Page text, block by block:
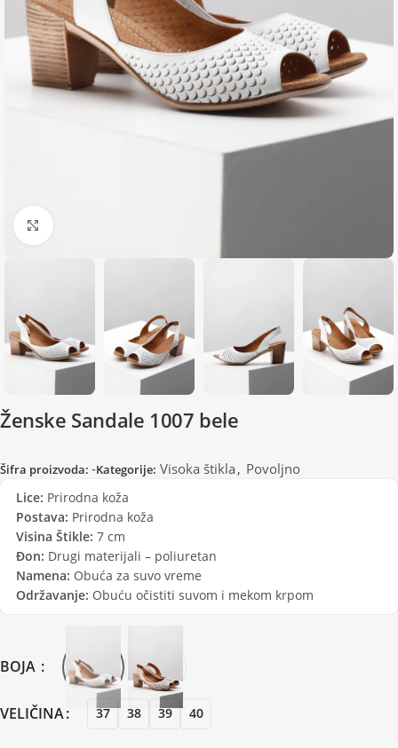
Ženske Sandale 1007 bele
Šifra proizvoda: -Kategorije: Visoka štikla , Povoljno
Lice: Prirodna koža
Postava: Prirodna koža
Visina Štikle: 7 cm
Đon: Drugi materijali – poliuretan
Namena: Obuća za suvo vreme
Održavanje: Obuću očistiti suvom i mekom krpom
BOJA
VELIČINA 37 38 39 40